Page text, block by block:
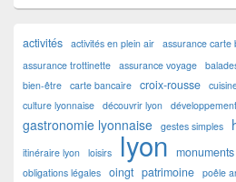
activités activités en plein air assurance carte
assurance trottinette assurance voyage
bien-être carte bancaire croix-rousse
culture lyonnaise découvrir lyon
gastronomie lyonnaise gestes simples
itinéraire lyon loisirs lyon
obligations légales oingt patrimoine poêle